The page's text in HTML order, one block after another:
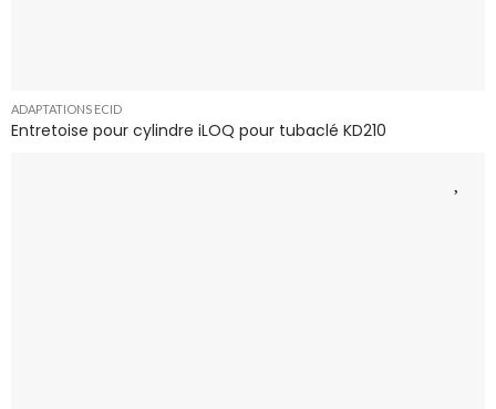
ADAPTATIONS ECID
Entretoise pour cylindre iLOQ pour tubaclé KD210